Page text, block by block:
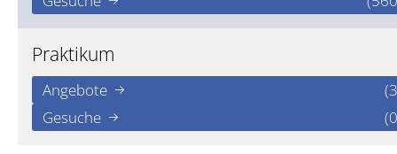
Praktikum
Angebote
Gesuche